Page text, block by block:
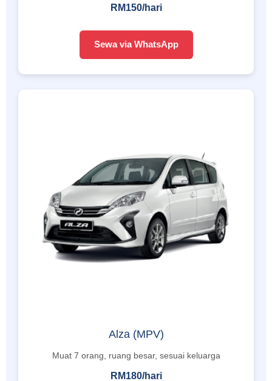
RM150/hari
Sewa via WhatsApp
Alza (MPV)
Muat 7 orang, ruang besar, sesuai keluarga
RM180/hari